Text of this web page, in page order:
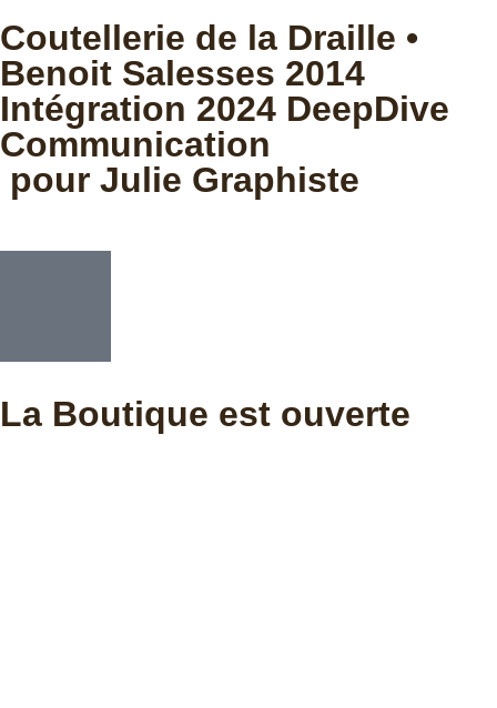
Coutellerie de la Draille •
Benoit Salesses 2014
Intégration 2024 DeepDive
Communication
pour Julie Graphiste
La Boutique est ouverte